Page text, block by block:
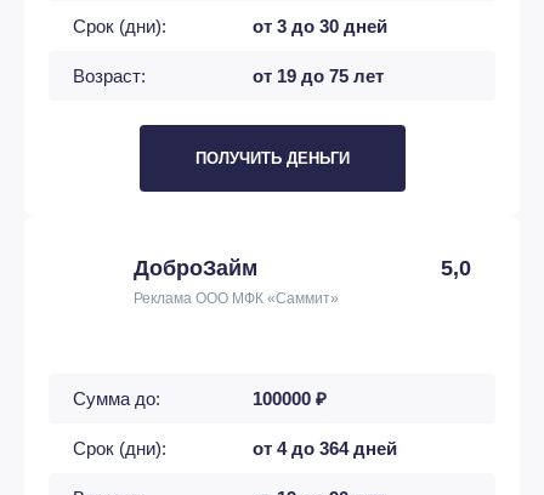
Срок (дни): от 3 до 30 дней
Возраст: от 19 до 75 лет
ПОЛУЧИТЬ ДЕНЬГИ
ДоброЗайм 5,0
Реклама ООО МФК «Саммит»
Сумма до: 100000 ₽
Срок (дни): от 4 до 364 дней